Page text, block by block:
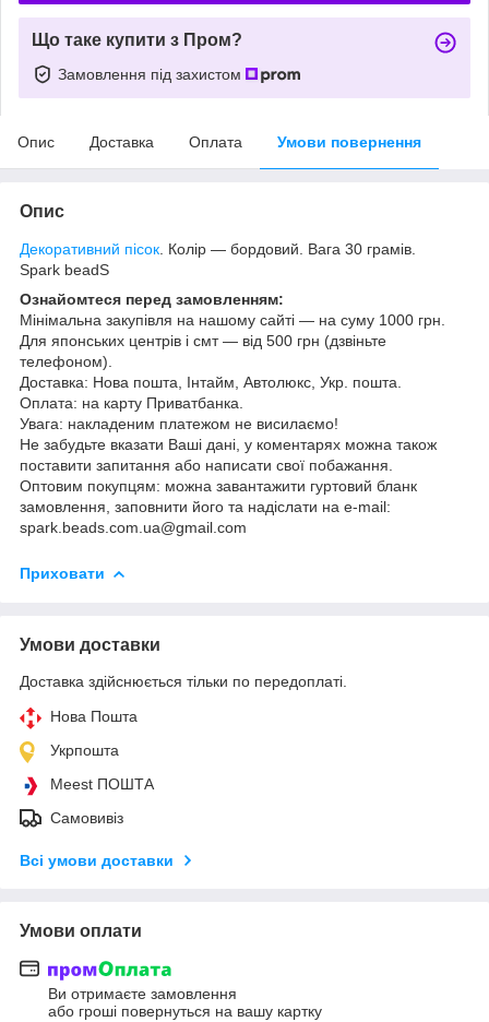
Що таке купити з Пром?
Замовлення під захистом
Опис Доставка Оплата Умови повернення
Опис
Декоративний пісок . Колір — бордовий. Вага 30 грамів.
Spark beadS
Ознайомтеся перед замовленням:
Мінімальна закупівля на нашому сайті — на суму 1000 грн.
Для японських центрів і смт — від 500 грн (дзвіньте
телефоном).
Доставка: Нова пошта, Інтайм, Автолюкс, Укр. пошта.
Оплата: на карту Приватбанка.
Увага: накладеним платежом не висилаємо!
Не забудьте вказати Ваші дані, у коментарях можна також
поставити запитання або написати свої побажання.
Оптовим покупцям: можна завантажити гуртовий бланк
замовлення, заповнити його та надіслати на e-mail:
spark.beads.com.ua@gmail.com
Приховати
Умови доставки
Доставка здійснюється тільки по передоплаті.
Нова Пошта
Укрпошта
Meest ПОШТА
Самовивіз
Всі умови доставки
Умови оплати
Ви отримаєте замовлення
або гроші повернуться на вашу картку